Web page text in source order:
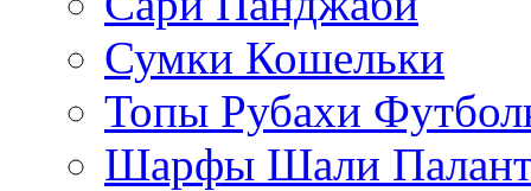
Сумки Кошельки
Топы Рубахи
Шарфы Шали